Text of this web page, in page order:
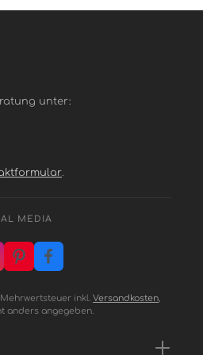
unter:
.
MEDIA
inkl. Versandkosten,
anders angegeben.